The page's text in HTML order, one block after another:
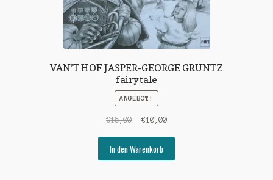
VAN’T HOF JASPER-GEORGE GRUNTZ
fairytale
ANGEBOT!
€16,00
Ursprünglicher
war:
€16,00
€10,00Aktueller
€10,00.
In den Warenkorb